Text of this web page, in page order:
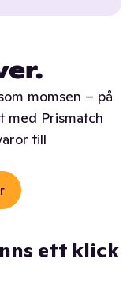
momsen – på
med Prismatch
till
ett klick